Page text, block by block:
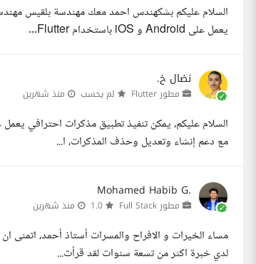
يعمل على Android و iOS باستخدام Flutter...
نضال خ.
مطور Flutter لم يحسب منذ شهرين
مع دعم إنشاء وتعديل وحذف المذكرات، ا...
Mohamed Habib G.
مطور Full Stack منذ شهرين
مساء الخيرات و الافراح والمسرات أستاذ أحمد،
لدي خبرة اكثر من تسعة سنوات لقد قرأت...